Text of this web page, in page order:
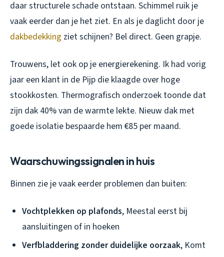
daar structurele schade ontstaan. Schimmel ruik je
vaak eerder dan je het ziet. En als je daglicht door je
dakbedekking ziet schijnen? Bel direct. Geen grapje.
Trouwens, let ook op je energierekening. Ik had vorig
jaar een klant in de Pijp die klaagde over hoge
stookkosten. Thermografisch onderzoek toonde dat
zijn dak 40% van de warmte lekte. Nieuw dak met
goede isolatie bespaarde hem €85 per maand.
Waarschuwingssignalen in huis
Binnen zie je vaak eerder problemen dan buiten:
Vochtplekken op plafonds, Meestal eerst bij
aansluitingen of in hoeken
Verfbladdering zonder duidelijke oorzaak, Komt